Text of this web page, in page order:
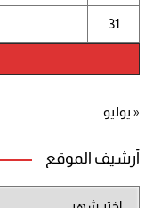
31
« يوليو
أرشيف الموقع